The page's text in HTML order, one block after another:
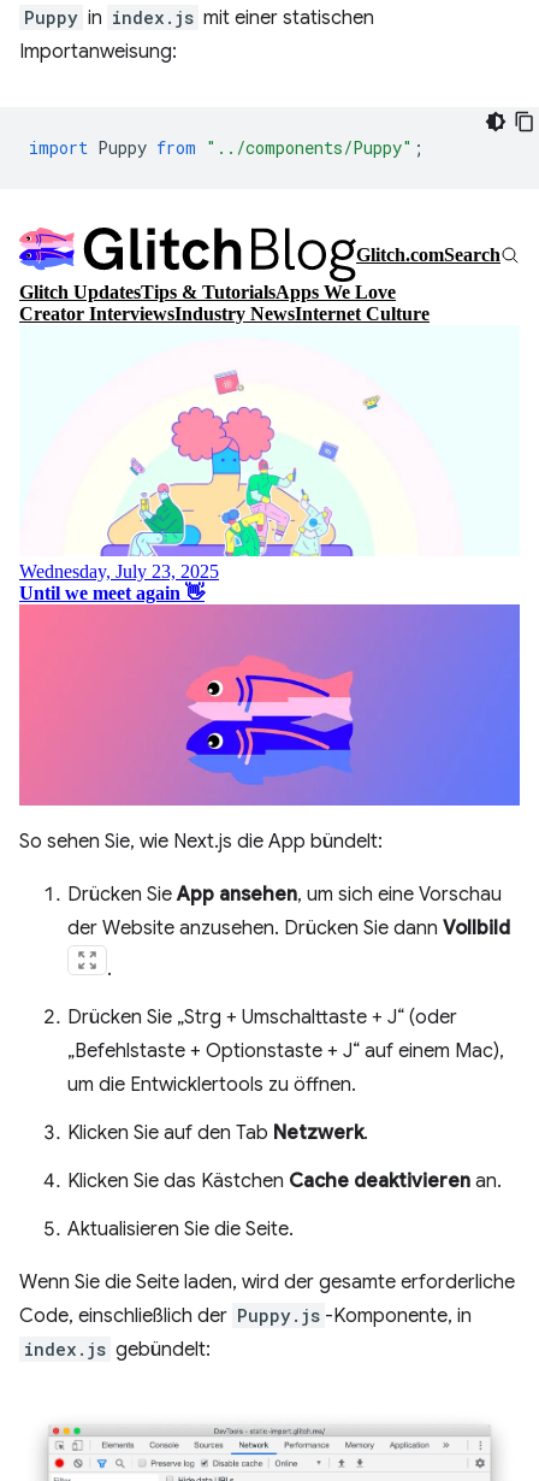
Puppy in index.js mit einer statischen
Importanweisung:
import Puppy from "../components/Puppy" ;
So sehen Sie, wie Next.js die App bündelt:
Drücken SieApp ansehen, um sich eine Vorschau
der Website anzusehen. Drücken Sie dann Vollbild
.
Drücken Sie „Strg + Umschalttaste + J“ (oder
„Befehlstaste + Optionstaste + J“ auf einem Mac),
um die Entwicklertools zu öffnen.
Klicken Sie auf den Tab Netzwerk.
Klicken Sie das Kästchen Cache deaktivieren an.
Aktualisieren Sie die Seite.
Wenn Sie die Seite laden, wird der gesamte erforderliche
Code, einschließlich der Puppy.js -Komponente, in
index.js gebündelt: